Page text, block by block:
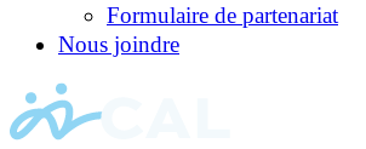
Formulaire de partenariat
Nous joindre